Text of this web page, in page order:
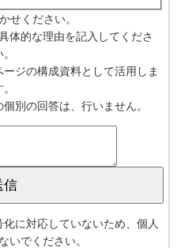
せください。
体的な理由を記入してくださ
ジの構成資料として活用しま
別の回答は、行いません。
に対応していないため、個人
いでください。